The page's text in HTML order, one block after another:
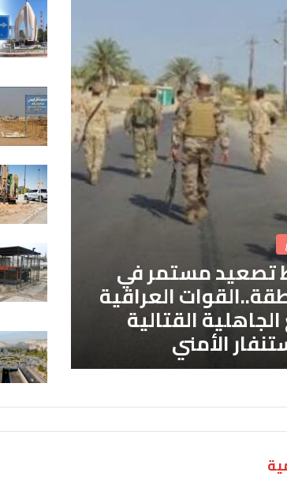
مستمر في
العراقية
القتالية
الأمني